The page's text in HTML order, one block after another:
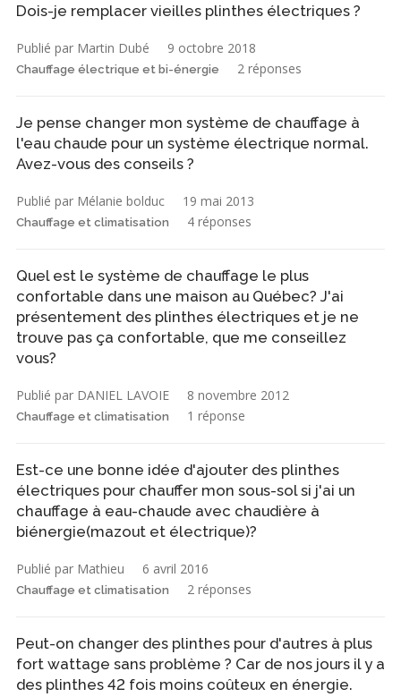
Dois-je remplacer vieilles plinthes électriques ?
Publié par Martin Dubé 9 octobre 2018
Chauffage électrique et bi-énergie 2 réponses
Je pense changer mon système de chauffage à
l'eau chaude pour un système électrique normal.
Avez-vous des conseils ?
Publié par Mélanie bolduc 19 mai 2013
Chauffage et climatisation 4 réponses
Quel est le système de chauffage le plus
confortable dans une maison au Québec? J'ai
présentement des plinthes électriques et je ne
trouve pas ça confortable, que me conseillez
vous?
Publié par DANIEL LAVOIE 8 novembre 2012
Chauffage et climatisation 1 réponse
Est-ce une bonne idée d'ajouter des plinthes
électriques pour chauffer mon sous-sol si j'ai un
chauffage à eau-chaude avec chaudière à
biénergie(mazout et électrique)?
Publié par Mathieu 6 avril 2016
Chauffage et climatisation 2 réponses
Peut-on changer des plinthes pour d'autres à plus
fort wattage sans problème ? Car de nos jours il y a
des plinthes 42 fois moins coûteux en énergie.